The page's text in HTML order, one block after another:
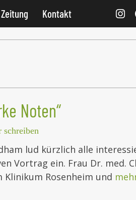
Kontakt
Noten“
schreiben
lud kürzlich alle
Vortrag ein. Frau Dr. med.
Rosenheim und